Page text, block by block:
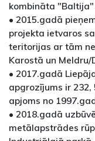
kombināta
• 2015.gadā
projekta ietvaros
teritorijas ar tām
Karostā un Meldru/
• 2017.gadā
apgrozījums ir 232,
apjoms no
• 2018.gadā
metālapstrādes